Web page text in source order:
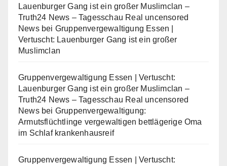
Lauenburger Gang ist ein großer Muslimclan –
Truth24 News – Tagesschau Real uncensored
Newsbei Gruppenvergewaltigung Essen |
Vertuscht: Lauenburger Gang ist ein großer
Muslimclan
Gruppenvergewaltigung Essen | Vertuscht:
Lauenburger Gang ist ein großer Muslimclan –
Truth24 News – Tagesschau Real uncensored
Newsbei Gruppenvergewaltigung:
Armutsflüchtlinge vergewaltigen bettlägerige Oma
im Schlaf krankenhausreif
Gruppenvergewaltigung Essen | Vertuscht: